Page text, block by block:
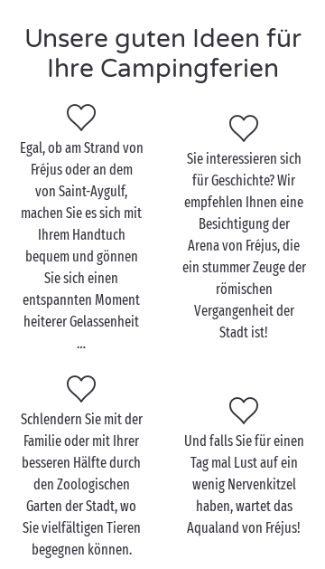
spazieren und dann den Tag beschließen, indem Sie
am Strand von
Saint-Aygulf
einen himmlischen
Sonnenuntergang bestaunen.
Auf dem Campingplatz hingegen tanken Sie mit Ihrer
besseren Hälfte auf einer Sonnenliege am
Schwimmbad noch ein wenig Entspannung, bevor Sie
sich zur Bar oder zum Restaurant aufmachen, um ein
köstliches Dinner zu zweit zu genießen.
Familien mit Kindern werden die Vielfalt der
Aktivitäten und Animationen, die ihnen in einem
Camping an der Meeresküste
in Fréjus geboten
werden, besonders zu schätzen wissen!
Unsere guten Ideen für
Ihre Campingferien
Egal, ob am Strand von
Fréjus oder an dem
von Saint-Aygulf,
machen Sie es sich mit
Ihrem Handtuch
bequem und gönnen
Sie sich einen
entspannten Moment
heiterer Gelassenheit
…
Sie interessieren sich
für Geschichte? Wir
empfehlen Ihnen eine
Besichtigung der
Arena von Fréjus, die
ein stummer Zeuge der
römischen
Vergangenheit der
Stadt ist!
Schlendern Sie mit der
Familie oder mit Ihrer
besseren Hälfte durch
den Zoologischen
Garten der Stadt, wo
Sie vielfältigen Tieren
begegnen können.
Und falls Sie für einen
Tag mal Lust auf ein
wenig Nervenkitzel
haben, wartet das
Aqualand von Fréjus!